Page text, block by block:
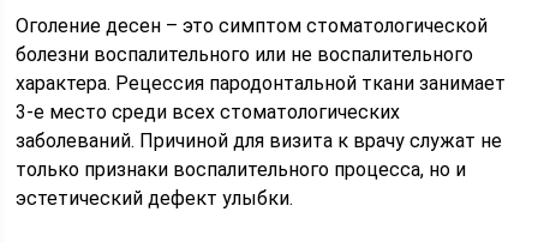
Оголение десен – это симптом стоматологической
болезни воспалительного или не воспалительного
характера. Рецессия пародонтальной ткани занимает
3-е место среди всех стоматологических
заболеваний. Причиной для визита к врачу служат не
только признаки воспалительного процесса, но и
эстетический дефект улыбки.